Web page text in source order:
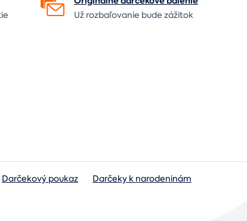
Už rozbaľovanie bude zážitok
Darčekový poukaz Darčeky k narodeninám